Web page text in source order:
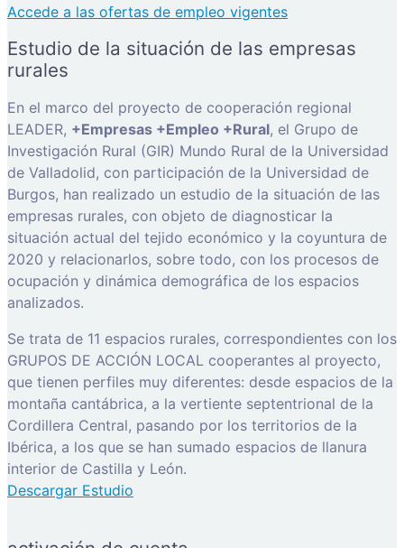
Accede a las ofertas de empleo vigentes
Estudio de la situación de las empresas
rurales
En el marco del proyecto de cooperación regional
LEADER, +Empresas +Empleo +Rural, el Grupo de
Investigación Rural (GIR) Mundo Rural de la Universidad
de Valladolid, con participación de la Universidad de
Burgos, han realizado un estudio de la situación de las
empresas rurales, con objeto de diagnosticar la
situación actual del tejido económico y la coyuntura de
2020 y relacionarlos, sobre todo, con los procesos de
ocupación y dinámica demográfica de los espacios
analizados.
Se trata de 11 espacios rurales, correspondientes con los
GRUPOS DE ACCIÓN LOCAL cooperantes al proyecto,
que tienen perfiles muy diferentes: desde espacios de la
montaña cantábrica, a la vertiente septentrional de la
Cordillera Central, pasando por los territorios de la
Ibérica, a los que se han sumado espacios de llanura
interior de Castilla y León.
Descargar Estudio